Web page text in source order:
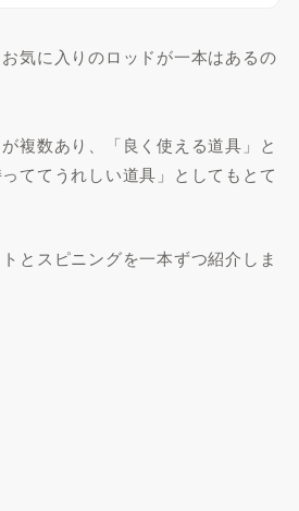
気に入りのロッドが一本はあるの
複数あり、「良く使える道具」と
ててうれしい道具」としてもとて
とスピニングを一本ずつ紹介しま